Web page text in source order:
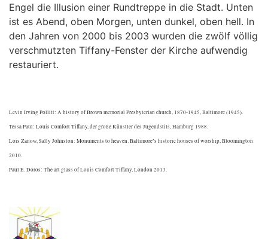
Engel die Illusion einer Rundtreppe in die Stadt. Unten
ist es Abend, oben Morgen, unten dunkel, oben hell. In
den Jahren von 2000 bis 2003 wurden die zwölf völlig
verschmutzten Tiffany-Fenster der Kirche aufwendig
restauriert.
Levin Irving Pollitt: A history of Brown memorial Presbyterian church, 1870-1945, Baltimore (1945).
Tessa Paul: Louis Comfort Tiffany, der große Künstler des Jugendstils, Hamburg 1988.
Lois Zanow, Sally Johnston: Monuments to heaven. Baltimore’s historic houses of worship, Bloomington
2010.
Paul E. Doros: The art glass of Louis Comfort Tiffany, London 2013.